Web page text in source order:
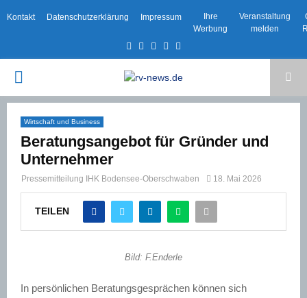
Kontakt Datenschutzerklärung Impressum
Ihre
Werbung
Veranstaltung
melden
Facebook
TwitterInstagram
Email
PRIMARY
MENU
Wirtschaft und Business
Beratungsangebot für Gründer und
Unternehmer
Pressemitteilung IHK Bodensee-Oberschwaben 18. Mai 2026
TEILEN
Bild: F.Enderle
In persönlichen Beratungsgesprächen können sich